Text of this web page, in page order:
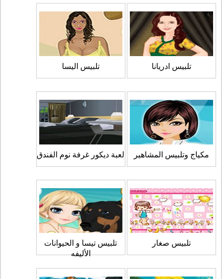
تلبيس ادريانا تلبيس اليسا
مكياج وتلبيس المشاهير لعبة ديكور غرفة نوم الفندق
تلبيس صغار
تلبيس تيسا و الحيوانات
الأليفه